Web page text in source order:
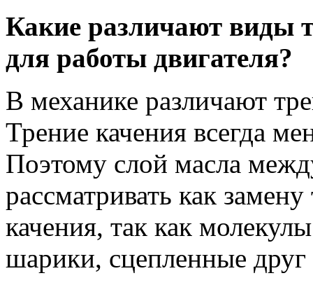
Какие различают виды
для работы двигателя?
В механике различают
Трение качения всегда
Поэтому слой масла
рассматривать как
качения, так как
шарики, сцепленные друг